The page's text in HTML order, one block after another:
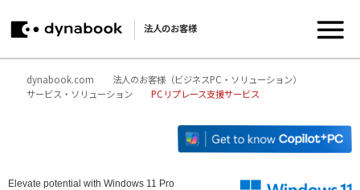
法人のお客様
dynabook.com
法人のお客様（ビジネスPC・ソリューション）
サービス・ソリューション
PCリプレース支援サービス
Elevate potential with Windows 11 Pro